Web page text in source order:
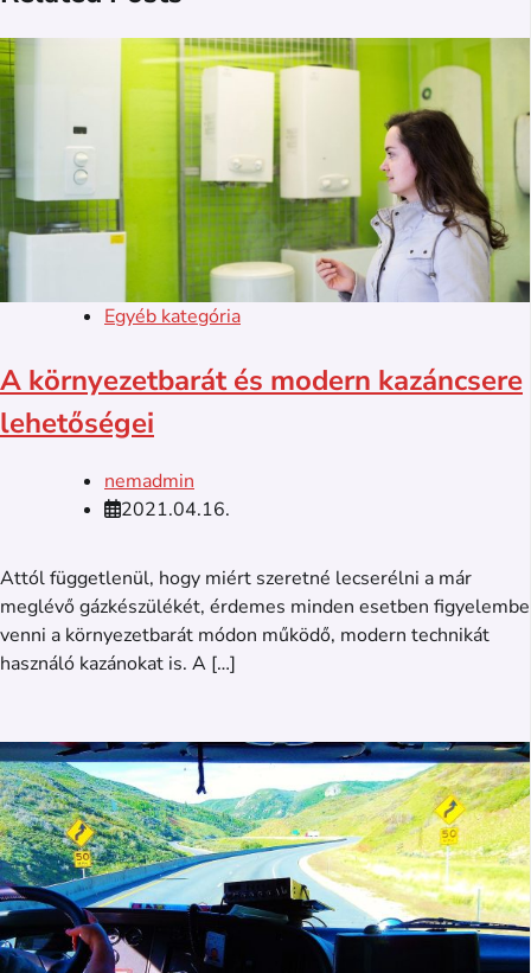
Egyéb kategória
A környezetbarát és modern kazáncsere
lehetőségei
nemadmin
2021.04.16.
Attól függetlenül, hogy miért szeretné lecserélni a már
meglévő gázkészülékét, érdemes minden esetben figyelembe
venni a környezetbarát módon működő, modern technikát
használó kazánokat is. A […]